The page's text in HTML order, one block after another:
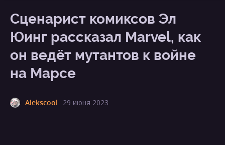
Сценарист комиксов Эл
Юинг рассказал Marvel, как
он ведёт мутантов к войне
на Марсе
Alekscool 29 июня 2023